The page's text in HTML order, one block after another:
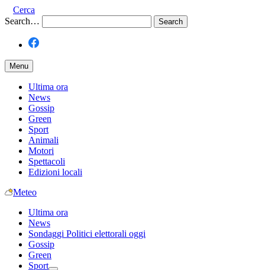
Cerca
Search…
Menu
Ultima ora
News
Gossip
Green
Sport
Animali
Motori
Spettacoli
Edizioni locali
Meteo
Ultima ora
News
Sondaggi Politici elettorali oggi
Gossip
Green
Sport